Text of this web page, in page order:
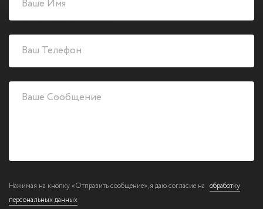
Нажимая на кнопку «Отправить сообщение», я даю согласие на обработку
персональных данных